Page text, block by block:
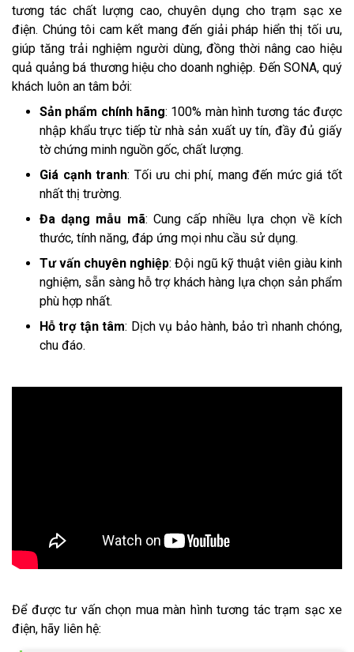
tương tác chất lượng cao, chuyên dụng cho trạm sạc xe
điện. Chúng tôi cam kết mang đến giải pháp hiển thị tối ưu,
giúp tăng trải nghiệm người dùng, đồng thời nâng cao hiệu
quả quảng bá thương hiệu cho doanh nghiệp. Đến SONA, quý
khách luôn an tâm bởi:
Sản phẩm chính hãng: 100% màn hình tương tác được
nhập khẩu trực tiếp từ nhà sản xuất uy tín, đầy đủ giấy
tờ chứng minh nguồn gốc, chất lượng.
Giá cạnh tranh: Tối ưu chi phí, mang đến mức giá tốt
nhất thị trường.
Đa dạng mẫu mã: Cung cấp nhiều lựa chọn về kích
thước, tính năng, đáp ứng mọi nhu cầu sử dụng.
Tư vấn chuyên nghiệp: Đội ngũ kỹ thuật viên giàu kinh
nghiệm, sẵn sàng hỗ trợ khách hàng lựa chọn sản phẩm
phù hợp nhất.
Hỗ trợ tận tâm: Dịch vụ bảo hành, bảo trì nhanh chóng,
chu đáo.
Để được tư vấn chọn mua màn hình tương tác trạm sạc xe
điện, hãy liên hệ: